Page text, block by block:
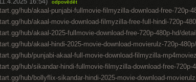
odpovědět
hub/akaal-punjabi-fullmovie-filmyzilla-download-free-720p-
hub/akaal-movie-download-filmyzilla-free-full-hindi-720p-
hub/akaal-2025-fullmovie-download-free-720p-480p-hd/
hub/akaal-hindi-2025-movie-download-movierulz-720p-
hub/punjabi-akaal-full-movie-download-filmyzilla-
hub/sikandar-hindi-fullmovie-filmyzilla-download-free-720p-
hub/bollyflix-sikandar-hindi-2025-movie-download-